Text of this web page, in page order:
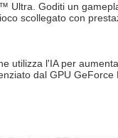
Goditi un
scollegato con
utilizza l'IA per
dal GPU